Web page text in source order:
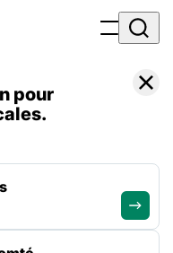
premier article.
à écrire !…
pour